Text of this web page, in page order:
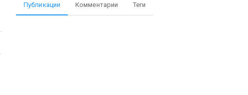
Публикации Комментарии Теги